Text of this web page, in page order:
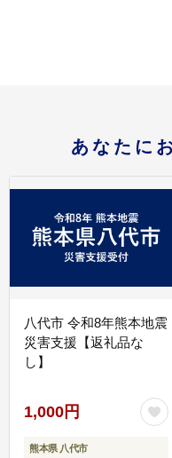
あなたに
八代市 令和8年熊本地震
災害支援【返礼品な
し】
1,000円
熊本県 八代市